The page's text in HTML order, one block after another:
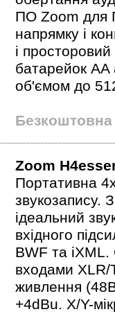
ПО Zoom для
напрямку і
і
батарейок AA
об'ємом до
Безкоштовна
Zoom
Портативна
звукозапису.
ідеальний
вхідного
BWF та
входами XLR/
живлення
+4dBu. X/Y-